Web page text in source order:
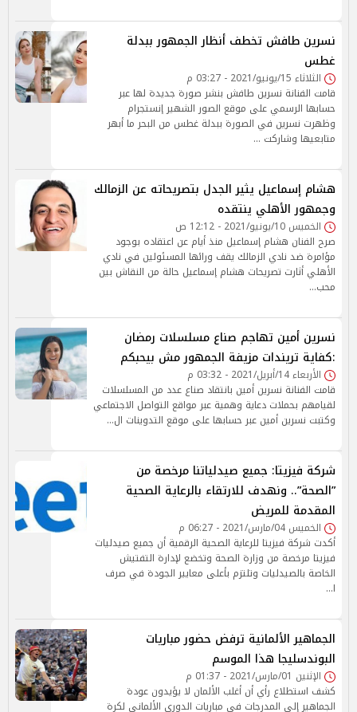
نسرين طافش تخطف أنظار الجمهور ببدلة
غطس
الثلاثاء 15/يونيو/2021 - 03:27 م
قامت الفنانة نسرين طافش بنشر صورة جديدة لها عبر
حسابها الرسمي على موقع الصور الشهير إنستجرام
وظهرت نسرين في الصورة ببدلة غطس من البحر ما أبهر
متابعيها وشاركت …
هشام إسماعيل يثير الجدل بتصريحاته عن الزمالك
وجمهور الأهلي ينتقده
الخميس 10/يونيو/2021 - 12:12 ص
صرح الفنان هشام إسماعيل منذ أيام عن اعتقاده بوجود
مؤامرة ضد نادي الزمالك يقف ورائها المسئولين في نادي
الأهلي أثارت تصريحات هشام إسماعيل حالة من النقاش بين
محب…
نسرين أمين تهاجم صناع مسلسلات رمضان
:كفاية تريندات مزيفة الجمهور مش بيحبكم
الأربعاء 14/أبريل/2021 - 03:32 م
قامت الفنانة نسرين أمين بانتقاد صناع عدد من المسلسلات
لقيامهم بحملات دعاية وهمية عبر مواقع التواصل الاجتماعي
وكتبت نسرين أمين عبر حسابها على موقع التدوينات ال…
شركة فيزيتا: جميع صيدلياتنا مرخصة من
”الصحة”.. ونهدف للارتقاء بالرعاية الصحية
المقدمة للمريض
الخميس 04/مارس/2021 - 06:27 م
أكدت شركة فيزيتا للرعاية الصحية الرقمية أن جميع صيدليات
فيزيتا مرخصة من وزارة الصحة وتخضع لإدارة التفتيش
الخاصة بالصيدليات وتلتزم بأعلى معايير الجودة في صرف
ا…
الجماهير الألمانية ترفض حضور مباريات
البوندسليجا هذا الموسم
الإثنين 01/مارس/2021 - 01:37 م
كشف استطلاع رأي أن أغلب الألمان لا يؤيدون عودة
الجماهير إلى المدرجات في مباريات الدوري الألماني لكرة